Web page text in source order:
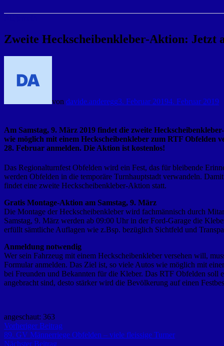
Zweite Heckscheibenkleber-Aktion: Jetzt
von davide.anderegg3. Februar 20194. Februar 2019
Am Samstag, 9. März 2019 findet die zweite
wie möglich mit einem Heckscheibenkleber zum RTF Obfelden
28. Februar anmelden. Die Aktion ist kostenlos!
Das Regionalturnfest Obfelden wird ein Fest, das für bleibende
werden Obfelden in die temporäre Turnhauptstadt verwandeln.
findet eine zweite Heckscheibenkleber-Aktion statt.
Gratis Montage-Aktion am Samstag, 9. März
Die Montage der Heckscheibenkleber wird fachmännisch durch
Samstag, 9. März werden ab 09:00 Uhr in der Ford-Garage die
erfüllt sämtliche Auflagen wie z.Bsp. bezüglich Sichtfeld und
Anmeldung notwendig
Wer sein Fahrzeug mit einem Heckscheibenkleber versehen will,
Formular anmelden. Das Ziel ist, so viele Autos wie möglich mit
bei Freunden und Bekannten für die Kleber. Das RTF Obfelden soll
angebracht sind, desto stärker wird die Bevölkerung auf einen
angeschaut: 363
Beitragsnavigation
Vorheriger Beitrag
Beitrag:
89. GV Männerriege Obfelden – viele fleissige Turner
Nächster Beitrag